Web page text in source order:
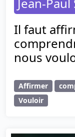
Il faut
nous
Affirmer
Vouloir